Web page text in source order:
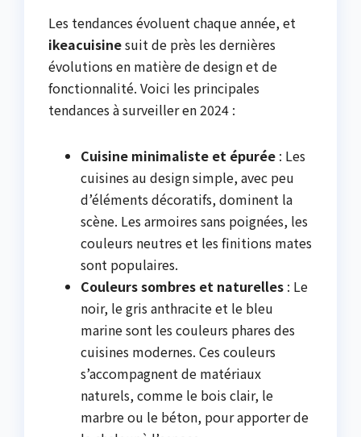
Les tendances évoluent chaque année, et
ikeacuisinesuit de près les dernières
évolutions en matière de design et de
fonctionnalité. Voici les principales
tendances à surveiller en 2024 :
Cuisine minimaliste et épurée : Les
cuisines au design simple, avec peu
d’éléments décoratifs, dominent la
scène. Les armoires sans poignées, les
couleurs neutres et les finitions mates
sont populaires.
Couleurs sombres et naturelles : Le
noir, le gris anthracite et le bleu
marine sont les couleurs phares des
cuisines modernes. Ces couleurs
s’accompagnent de matériaux
naturels, comme le bois clair, le
marbre ou le béton, pour apporter de